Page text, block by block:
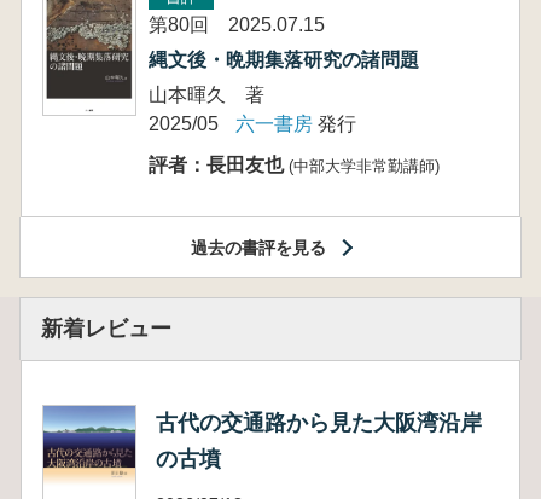
第80回 2025.07.15
縄文後・晩期集落研究の諸問題
山本暉久 著
2025/05
六一書房 発行
評者：長田友也 (中部大学非常勤講師)
過去の書評を見る
新着レビュー
古代の交通路から見た大阪湾沿岸
の古墳